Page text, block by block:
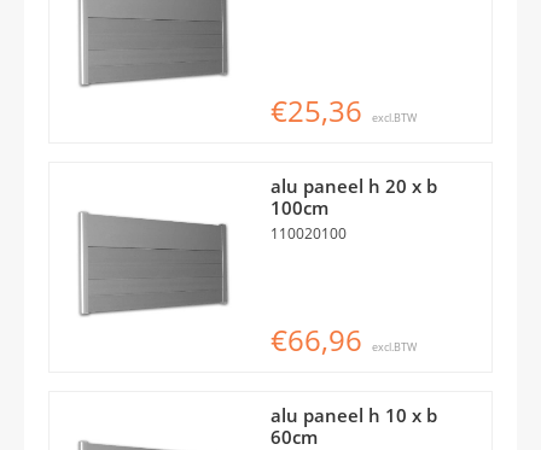
€25,36 excl.BTW
alu paneel h 20 x b
100cm
110020100
€66,96 excl.BTW
alu paneel h 10 x b
60cm